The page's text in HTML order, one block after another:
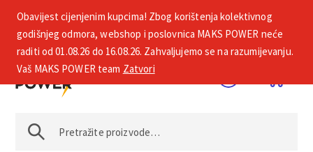
+385 1 2002 575
Obavijest cijenjenim kupcima! Zbog korištenja kolektivnog
godišnjeg odmora, webshop i poslovnica MAKS POWER neće
raditi od 01.08.26 do 16.08.26. Zahvaljujemo se na razumijevanju.
Vaš MAKS POWER team Zatvori